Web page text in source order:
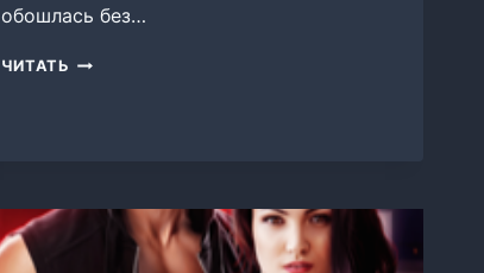
обошлась без…
ЧИТАТЬ ПРИВАТ